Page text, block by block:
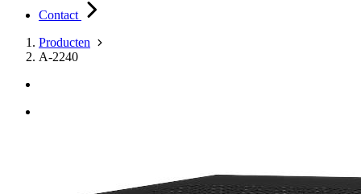
Contact
Producten
A-2240